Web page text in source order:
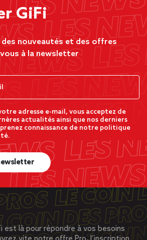
GiFi
nouveautés et des offres
à la newsletter
adresse e-mail, vous acceptez de
actualités ainsi que nos derniers
connaissance de notre politique
est là pour répondre à vos besoins